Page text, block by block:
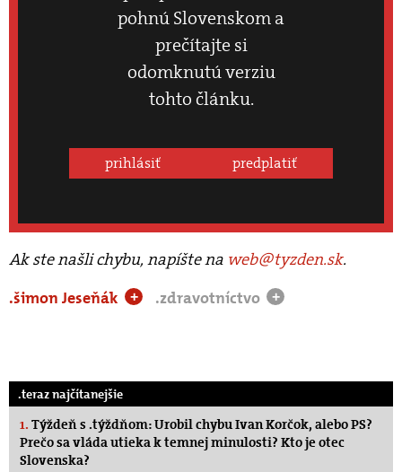
pohnú Slovenskom a
prečítajte si
odomknutú verziu
tohto článku.
prihlásiť predplatiť
Ak ste našli chybu, napíšte na web@tyzden.sk.
.šimon Jeseňák
+ .zdravotníctvo +
.teraz najčítanejšie
1. Týždeň s .týždňom: Urobil chybu Ivan Korčok, alebo PS?
Prečo sa vláda utieka k temnej minulosti? Kto je otec
Slovenska?